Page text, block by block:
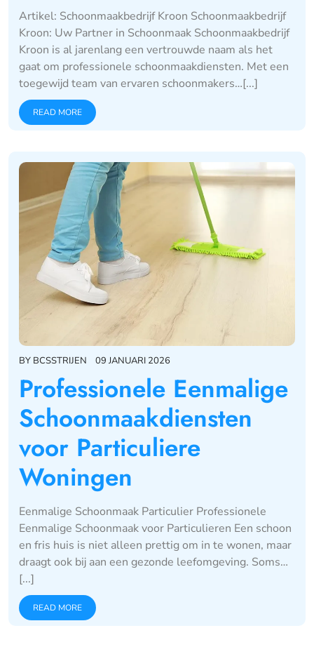
Artikel: Schoonmaakbedrijf Kroon Schoonmaakbedrijf
Kroon: Uw Partner in Schoonmaak Schoonmaakbedrijf
Kroon is al jarenlang een vertrouwde naam als het
gaat om professionele schoonmaakdiensten. Met een
toegewijd team van ervaren schoonmakers…[...]
READ MORE
BY BCSSTRIJEN 09 JANUARI 2026
Professionele Eenmalige
Schoonmaakdiensten
voor Particuliere
Woningen
Eenmalige Schoonmaak Particulier Professionele
Eenmalige Schoonmaak voor Particulieren Een schoon
en fris huis is niet alleen prettig om in te wonen, maar
draagt ook bij aan een gezonde leefomgeving. Soms…
[...]
READ MORE